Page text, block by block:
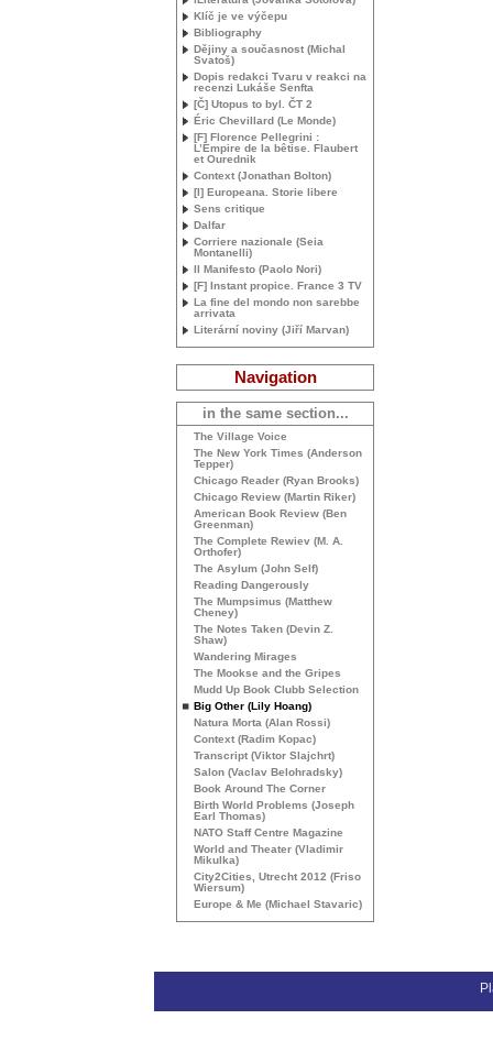
Klíč je ve výčepu
Bibliography
Dějiny a současnost (Michal
Svatoš)
Dopis redakci Tvaru v reakci na
recenzi Lukáše Senfta
[Č] Utopus to byl. ČT 2
Éric Chevillard (Le Monde)
[F] Florence Pellegrini :
L’Empire de la bêtise. Flaubert
et Ourednik
Context (Jonathan Bolton)
[I] Europeana. Storie libere
Sens critique
Dalfar
Corriere nazionale (Seia
Montanelli)
Il Manifesto (Paolo Nori)
[F] Instant propice. France 3 TV
La fine del mondo non sarebbe
arrivata
Literární noviny (Jiří Marvan)
Navigation
in the same section...
The Village Voice
The New York Times (Anderson
Tepper)
Chicago Reader (Ryan Brooks)
Chicago Review (Martin Riker)
American Book Review (Ben
Greenman)
The Complete Rewiev (M. A.
Orthofer)
The Asylum (John Self)
Reading Dangerously
The Mumpsimus (Matthew
Cheney)
The Notes Taken (Devin Z.
Shaw)
Wandering Mirages
The Mookse and the Gripes
Mudd Up Book Clubb Selection
Big Other (Lily Hoang)
Natura Morta (Alan Rossi)
Context (Radim Kopac)
Transcript (Viktor Slajchrt)
Salon (Vaclav Belohradsky)
Book Around The Corner
Birth World Problems (Joseph
Earl Thomas)
NATO Staff Centre Magazine
World and Theater (Vladimir
Mikulka)
City2Cities, Utrecht 2012 (Friso
Wiersum)
Europe & Me (Michael Stavaric)